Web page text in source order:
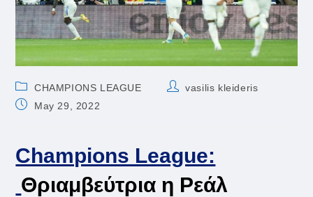
Post
category:
CHAMPIONS LEAGUE
Postvasilis kleideris
PostMay 29, 2022
Champions League:
Θριαμβεύτρια η Ρεάλ